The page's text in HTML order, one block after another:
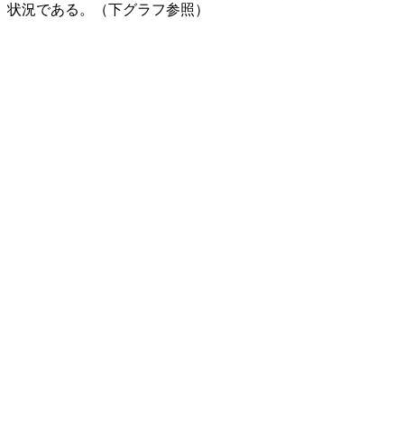
状況である。（下グラフ参照）